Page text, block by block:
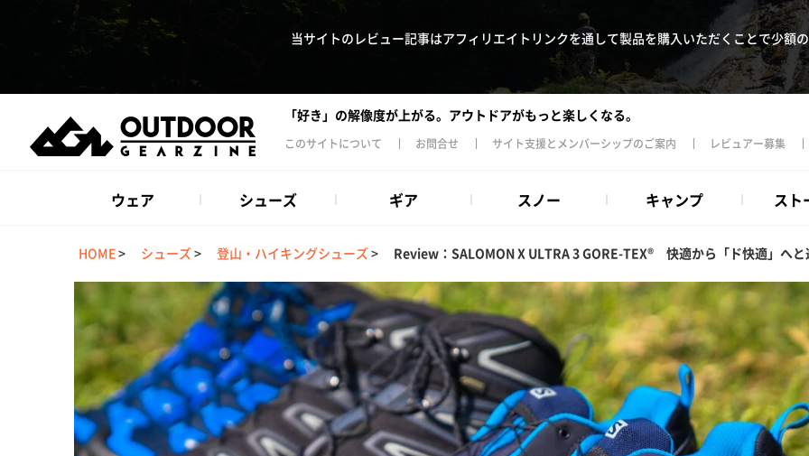
当サイトのレビュー記事はアフィリエイトリンクを通して製品を購入いただくことで少額
「好き」の解像度が上がる。アウトドアがもっと楽しくなる。
このサイトについて お問合せ サイト支援とメンバーシップのご案内 レビュアー募集
ウェア シューズ ギア スノー キャンプ スト
HOME> シューズ> 登山・ハイキングシューズ> Review：SALOMON X ULTRA 3 GORE-TEX® 快適から「ド快適」へ